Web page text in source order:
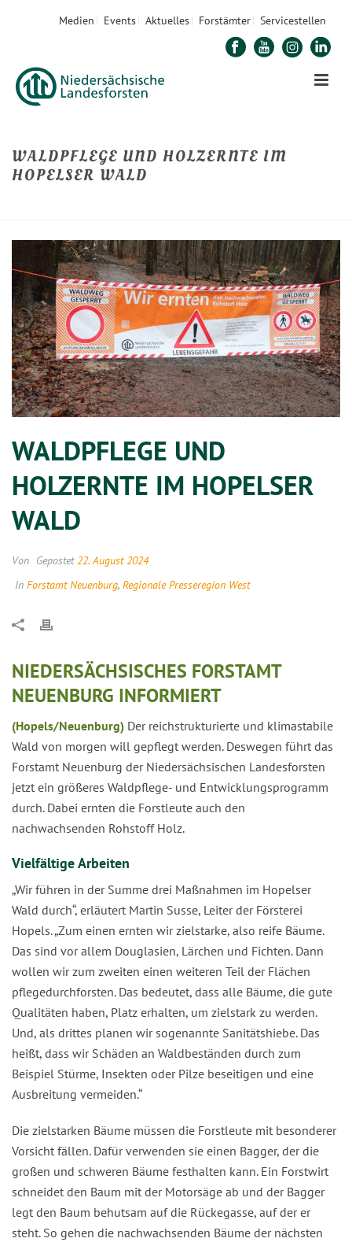
Medien Events Aktuelles Forstämter Servicestellen
WALDPFLEGE UND HOLZERNTE IM
HOPELSER WALD
WALDPFLEGE UND
HOLZERNTE IM HOPELSER
WALD
Von Gepostet22. August 2024
In Forstamt Neuenburg, Regionale Presseregion West
NIEDERSÄCHSISCHES FORSTAMT
NEUENBURG INFORMIERT
(Hopels/Neuenburg) Der reichstrukturierte und klimastabile
Wald von morgen will gepflegt werden. Deswegen führt das
Forstamt Neuenburg der Niedersächsischen Landesforsten
jetzt ein größeres Waldpflege- und Entwicklungsprogramm
durch. Dabei ernten die Forstleute auch den
nachwachsenden Rohstoff Holz.
Vielfältige Arbeiten
„Wir führen in der Summe drei Maßnahmen im Hopelser
Wald durch“, erläutert Martin Susse, Leiter der Försterei
Hopels. „Zum einen ernten wir zielstarke, also reife Bäume.
Das sind vor allem Douglasien, Lärchen und Fichten. Dann
wollen wir zum zweiten einen weiteren Teil der Flächen
pflegedurchforsten. Das bedeutet, dass alle Bäume, die gute
Qualitäten haben, Platz erhalten, um zielstark zu werden.
Und, als drittes planen wir sogenannte Sanitätshiebe. Das
heißt, dass wir Schäden an Waldbeständen durch zum
Beispiel Stürme, Insekten oder Pilze beseitigen und eine
Ausbreitung vermeiden.“
Die zielstarken Bäume müssen die Forstleute mit besonderer
Vorsicht fällen. Dafür verwenden sie einen Bagger, der die
großen und schweren Bäume festhalten kann. Ein Forstwirt
schneidet den Baum mit der Motorsäge ab und der Bagger
legt den Baum behutsam auf die Rückegasse, auf der er
steht. So gehen die nachwachsenden Bäume der nächsten